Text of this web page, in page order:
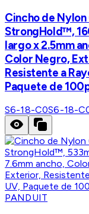
Cincho de Nylon
StrongHold™,
largo x 2.5mm
Color Negro,
Resistente a
Paquete de
S6-18-C0S6-18-
PANDUIT